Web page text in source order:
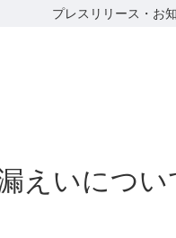
プレスリリース・お
えいについ